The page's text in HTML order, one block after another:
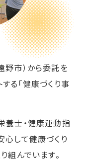
市）から委託を
る「健康づくり事
養士・健康運動指
して健康づくり
組んでいます。